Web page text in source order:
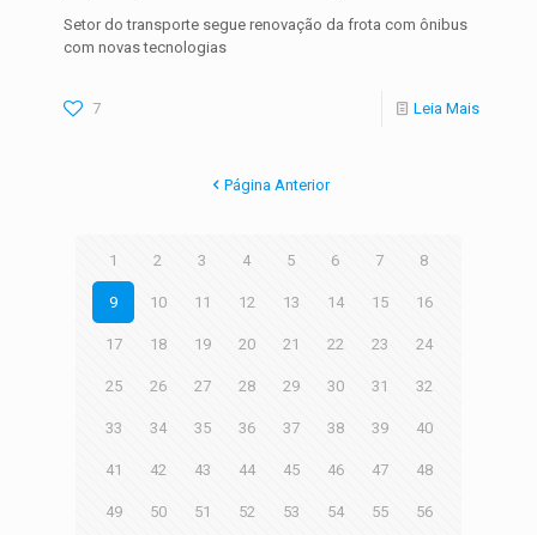
Setor do transporte segue renovação da frota com ônibus
com novas tecnologias
7 Leia Mais
Página Anterior
1 2 3 4 5 6 7 8
9 10 11 12 13 14 15 16
17 18 19 20 21 22 23 24
25 26 27 28 29 30 31 32
33 34 35 36 37 38 39 40
41 42 43 44 45 46 47 48
49 50 51 52 53 54 55 56